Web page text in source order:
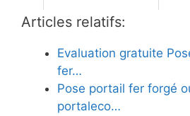
Articles relatifs:
Evaluation gratuite
fer…
Pose portail fer forgé
portaleco…